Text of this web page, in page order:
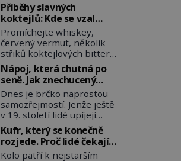
Příběhy slavných
koktejlů: Kde se vzal
Manhattan a Bloody
Mary?
Promíchejte whiskey,
červený vermut, několik
střiků koktejlových bitters
a led, sceďte, ozdobte
koktejlovou třešinkou a
tadá… Manhattan je tu! A
pokud to má být skutečně
on, dejte si pozor, ať místo
klasické americké rye
whiskey či klidně
bourbonu nepoužijete
skotskou whisku. Co se
Nápoj, která chutná po
seně. Jak znechucený
Američan vymyslel brčko
Dnes je brčko naprostou
samozřejmostí. Jenže ještě
v 19. století lidé upíjejí
limonády i koktejly dutými
stébly žita nebo žitné
slámy. Fungují sice dobře,
mají ale jednu
Kufr, který se konečně
rozjede. Proč lidé čekají
na kolečka téměř pět
Kolo patří k nejstarším